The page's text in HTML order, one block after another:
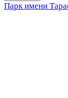
Парк имени